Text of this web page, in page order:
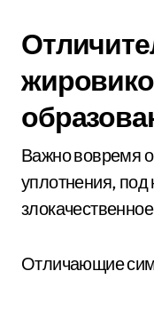
Важно вовремя
уплотнения, под
Отличающие